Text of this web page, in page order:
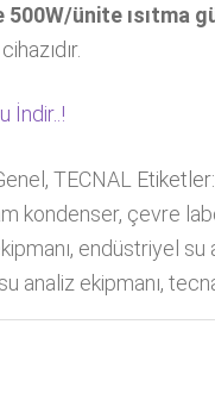
500W/ünite ısıtma
İndir..!
, TECNAL Etiketler:
kondenser, çevre
, endüstriyel su
su analiz ekipmanı,